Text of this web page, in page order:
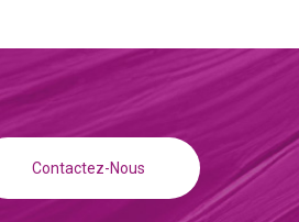
Contactez-Nous